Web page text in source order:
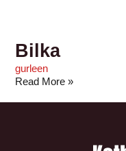
Bilka
gurleen
Read More »